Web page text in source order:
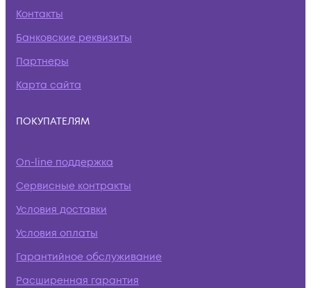
Контакты
Банковские реквизиты
Партнеры
Карта сайта
ПОКУПАТЕЛЯМ
On-line поддержка
Сервисные контракты
Условия доставки
Условия оплаты
Гарантийное обслуживание
Расширенная гарантия